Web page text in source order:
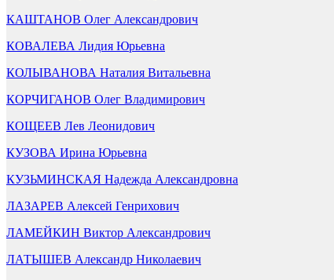
КАШТАНОВ Олег Александрович
КОВАЛЕВА Лидия Юрьевна
КОЛЫВАНОВА Наталия Витальевна
КОРЧИГАНОВ Олег Владимирович
КОЩЕЕВ Лев Леонидович
КУЗОВА Ирина Юрьевна
КУЗЬМИНСКАЯ Надежда Александровна
ЛАЗАРЕВ Алексей Генрихович
ЛАМЕЙКИН Виктор Александрович
ЛАТЫШЕВ Александр Николаевич